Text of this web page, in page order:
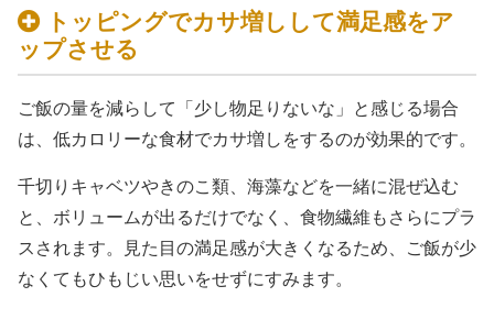
トッピングでカサ増しして満足感をア
ップさせる
ご飯の量を減らして「少し物足りないな」と感じる場合
は、低カロリーな食材でカサ増しをするのが効果的です。
千切りキャベツやきのこ類、海藻などを一緒に混ぜ込む
と、ボリュームが出るだけでなく、食物繊維もさらにプラ
スされます。見た目の満足感が大きくなるため、ご飯が少
なくてもひもじい思いをせずにすみます。